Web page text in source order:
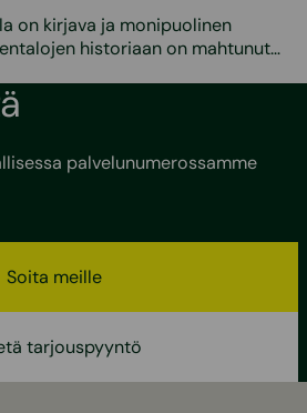
on kirjava ja monipuolinen
historiaan on mahtunut…
palvelunumerossamme
Soita meille
tarjouspyyntö